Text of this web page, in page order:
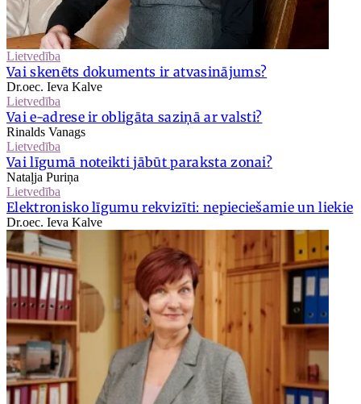
Lietvedība
Vai skenēts dokuments ir atvasinājums?
Dr.oec. Ieva Kalve
Lietvedība
Vai e-adrese ir obligāta saziņā ar valsti?
Rinalds Vanags
Lietvedība
Vai līgumā noteikti jābūt paraksta zonai?
Nataļja Puriņa
Lietvedība
Elektronisko līgumu rekvizīti: nepieciešamie un liekie
Dr.oec. Ieva Kalve